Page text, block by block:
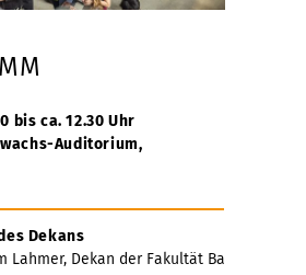
bis ca. 12.30 Uhr
Auditorium,
Dekans
Lahmer, Dekan der Fakultät Bau und